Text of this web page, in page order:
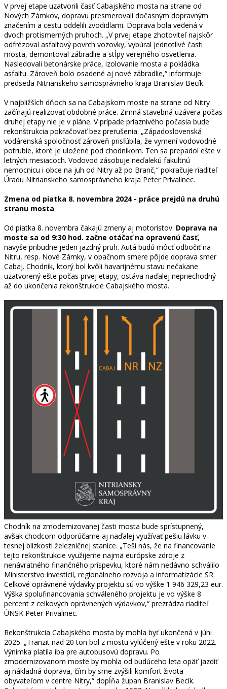
V prvej etape uzatvorili časť Cabajského mosta na strane od
Nových Zámkov, dopravu presmerovali dočasným dopravným
značením a cestu oddelili zvodidlami. Doprava bola vedená v
dvoch protismerných pruhoch. „V prvej etape zhotoviteľ najskôr
odfrézoval asfaltový povrch vozovky, vybúral jednotlivé časti
mosta, demontoval zábradlie a stĺpy verejného osvetlenia.
Nasledovali betonárske práce, izolovanie mosta a pokládka
asfaltu. Zároveň bolo osadené aj nové zábradlie,“ informuje
predseda Nitrianskeho samosprávneho kraja Branislav Becík.
V najbližších dňoch sa na Cabajskom moste na strane od Nitry
začínajú realizovať obdobné práce. Zimná stavebná uzávera počas
druhej etapy nie je v pláne. V prípade priaznivého počasia bude
rekonštrukcia pokračovať bez prerušenia. „Západoslovenská
vodárenská spoločnosť zároveň prisľúbila, že vymení vodovodné
potrubie, ktoré je uložené pod chodníkom. Ten sa prepadol ešte v
letných mesiacoch. Vodovod zásobuje neďalekú fakultnú
nemocnicu i obce na juh od Nitry až po Branč,“ pokračuje riaditeľ
Úradu Nitrianskeho samosprávneho kraja Peter Privalinec.
Zmena od piatka 8. novembra 2024 - práce prejdú na druhú
stranu mosta
Od piatka 8. novembra čakajú zmeny aj motoristov. Doprava na
moste sa od 9:30 hod. začne otáčať na opravenú časť,
navyše pribudne jeden jazdný pruh. Autá budú môcť odbočiť na
Nitru, resp. Nové Zámky, v opačnom smere pôjde doprava smer
Cabaj. Chodník, ktorý bol kvôli havarijnému stavu nečakane
uzatvorený ešte počas prvej etapy, ostáva naďalej nepriechodný
až do ukončenia rekonštrukcie Cabajského mosta.
Chodník na zmodernizovanej časti mosta bude sprístupnený,
avšak chodcom odporúčame aj naďalej využívať pešiu lávku v
tesnej blízkosti železničnej stanice. „Teší nás, že na financovanie
tejto rekonštrukcie využijeme najmä európske zdroje z
nenávratného finančného príspevku, ktoré nám nedávno schválilo
Ministerstvo investícií, regionálneho rozvoja a informatizácie SR.
Celkové oprávnené výdavky projektu sú vo výške 1 946 329,23 eur.
Výška spolufinancovania schváleného projektu je vo výške 8
percent z celkových oprávnených výdavkov,“ prezrádza riaditeľ
ÚNSK Peter Privalinec.
Rekonštrukcia Cabajského mosta by mohla byť ukončená v júni
2025. „Tranzit nad 20 ton bol z mostu vylúčený ešte v roku 2022.
Výnimka platila iba pre autobusovú dopravu. Po
zmodernizovanom moste by mohla od budúceho leta opäť jazdiť
aj nákladná doprava, čím by sme zvýšili komfort života
obyvateľom v centre Nitry,“ dopĺňa župan Branislav Becík.